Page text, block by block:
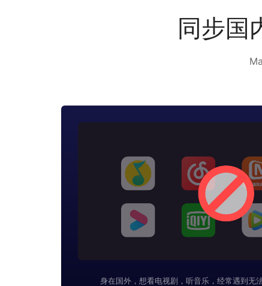
同步国
身在国外，想看电视剧，听音乐，经常遇到无